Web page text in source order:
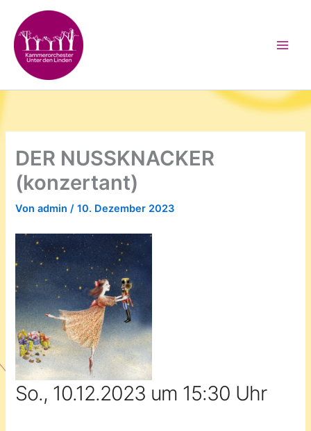
Inhalt
springen
DER NUSSKNACKER
(konzertant)
Vonadmin/10. Dezember 2023
So., 10.12.2023 um 15:30 Uhr